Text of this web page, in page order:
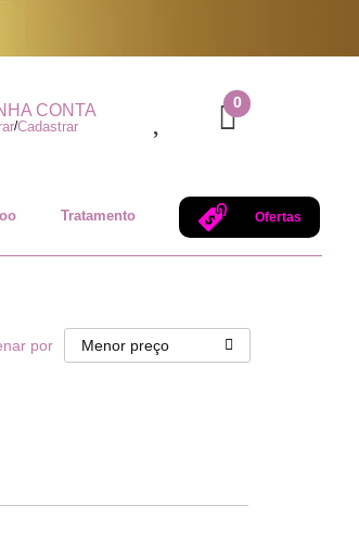
CONTA
/Cadastrar
0
Tratamento Ofertas
por Menor preço